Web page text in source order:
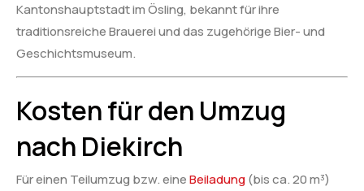
Kantonshauptstadt im Ösling, bekannt für ihre
traditionsreiche Brauerei und das zugehörige Bier- und
Geschichtsmuseum.
Kosten für den Umzug
nach Diekirch
Für einen Teilumzug bzw. eineBeiladung(bis ca. 20 m³)